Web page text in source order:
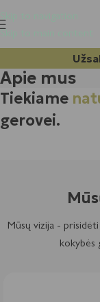
Skip to main content
Apie mus
Tiekiame
gerovei.
Mūsų vizija -
kokybės